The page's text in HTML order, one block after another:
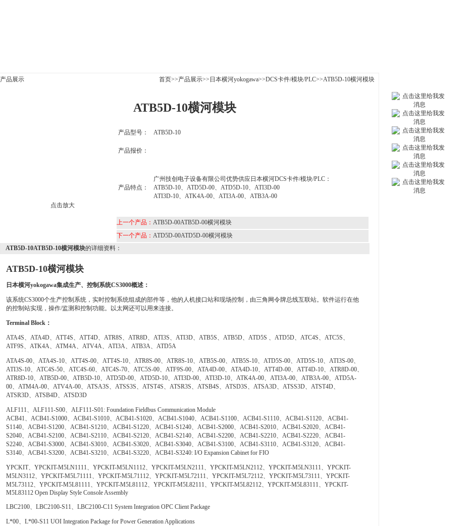
产品展示 首页>>产品展示>> 日本横河yokogawa>>DCS卡件/模块/PLC>>ATB5D-10横河模块
ATB5D-10横河模块
点击放大
产品型号： ATB5D-10
产品报价：
产品特点：
广州技创电子设备有限公司优势供应日本横河DCS卡件/模块/PLC：
ATB5D-10、ATD5D-00、ATD5D-10、ATI3D-00
ATI3D-10、ATK4A-00、ATI3A-00、ATB3A-00
上一个产品： ATB5D-00ATB5D-00横河模块
下一个产品： ATD5D-00ATD5D-00横河模块
ATB5D-10ATB5D-10横河模块的详细资料：
ATB5D-10横河模块
日本横河yokogawa集成生产、控制系统CS3000概述：
该系统CS3000个生产控制系统，实时控制系统组成的部件等，他的人机接口站和现场控制，由三角网令牌总线互联站。软件运行在他
的控制站实现，操作/监测和控制功能。以太网还可以用来连接。
Terminal Block：
ATA4S、ATA4D、ATT4S、ATT4D、ATR8S、ATR8D、ATI3S、ATI3D、ATB5S、ATB5D、ATD5S 、ATD5D、ATC4S、ATC5S、
ATF9S、ATK4A、ATM4A、ATV4A、ATI3A、ATB3A、ATD5A
ATA4S-00、ATA4S-10、ATT4S-00、ATT4S-10、ATR8S-00、ATR8S-10、ATB5S-00、ATB5S-10、ATD5S-00、ATD5S-10、ATI3S-00、
ATI3S-10、ATC4S-50、ATC4S-60、ATC4S-70、ATC5S-00、ATF9S-00、ATA4D-00、ATA4D-10、ATT4D-00、ATT4D-10、ATR8D-00、
ATR8D-10、ATB5D-00、ATB5D-10、ATD5D-00、ATD5D-10、ATI3D-00、ATI3D-10、ATK4A-00、ATI3A-00、ATB3A-00、ATD5A-
00、ATM4A-00、ATV4A-00、ATSA3S、ATSS3S、ATST4S、ATSR3S、ATSB4S、ATSD3S、ATSA3D、ATSS3D、ATST4D、
ATSR3D、ATSB4D、ATSD3D
ALF111、ALF111-S00、ALF111-S01: Foundation Fieldbus Communication Module
ACB41、ACB41-S1000、ACB41-S1010、ACB41-S1020、ACB41-S1040、ACB41-S1100、ACB41-S1110、ACB41-S1120、ACB41-
S1140、ACB41-S1200、ACB41-S1210、ACB41-S1220、ACB41-S1240、ACB41-S2000、ACB41-S2010、ACB41-S2020、ACB41-
S2040、ACB41-S2100、ACB41-S2110、ACB41-S2120、ACB41-S2140、ACB41-S2200、ACB41-S2210、ACB41-S2220、ACB41-
S2240、ACB41-S3000、ACB41-S3010、ACB41-S3020、ACB41-S3040、ACB41-S3100、ACB41-S3110、ACB41-S3120、ACB41-
S3140、ACB41-S3200、ACB41-S3210、ACB41-S3220、ACB41-S3240: I/O Expansion Cabinet for FIO
YPCKIT、YPCKIT-M5LN1111、YPCKIT-M5LN1112、YPCKIT-M5LN2111、YPCKIT-M5LN2112、YPCKIT-M5LN3111、YPCKIT-
M5LN3112、YPCKIT-M5L71111、YPCKIT-M5L71112、YPCKIT-M5L72111、YPCKIT-M5L72112、YPCKIT-M5L73111、YPCKIT-
M5L73112、YPCKIT-M5L81111、YPCKIT-M5L81112、YPCKIT-M5L82111、YPCKIT-M5L82112、YPCKIT-M5L83111、YPCKIT-
M5L83112 Open Display Style Console Assembly
LBC2100、LBC2100-S11、LBC2100-C11 System Integration OPC Client Package
L*00、L*00-S11 UOI Integration Package for Power Generation Applications